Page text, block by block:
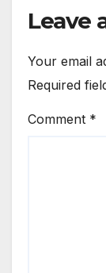
Leave
Your email
Required
Comment *